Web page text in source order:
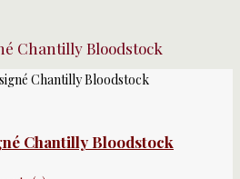
Chantilly Bloodstock
Chantilly Bloodstock